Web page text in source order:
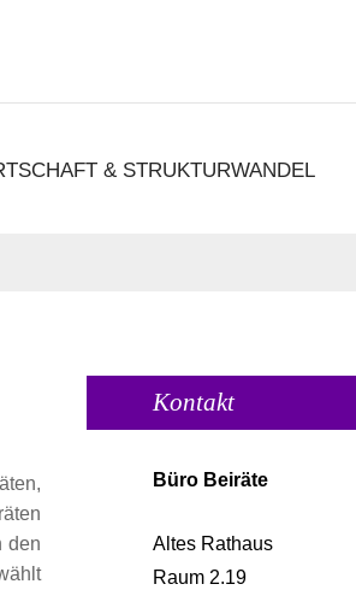
& STRUKTURWANDEL
den
Kontakt
Büro Beiräte
Altes Rathaus
Raum 2.19